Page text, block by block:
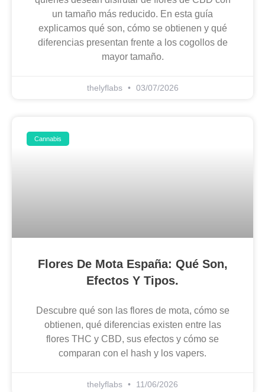
un tamaño más reducido. En esta guía
explicamos qué son, cómo se obtienen y qué
diferencias presentan frente a los cogollos de
mayor tamaño.
thelyflabs 03/07/2026
Cannabis
Flores De Mota España: Qué Son,
Efectos Y Tipos.
Descubre qué son las flores de mota, cómo se
obtienen, qué diferencias existen entre las
flores THC y CBD, sus efectos y cómo se
comparan con el hash y los vapers.
thelyflabs 11/06/2026